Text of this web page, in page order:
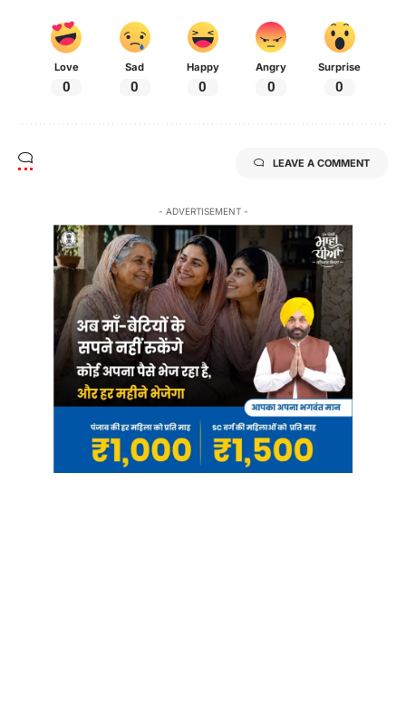
Love
0
Sad
0
Happy
0
Angry
0
Surprise
0
LEAVE A COMMENT
- ADVERTISEMENT -